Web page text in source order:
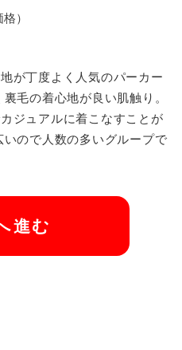
）
が丁度よく人気のパーカー
毛の着心地が良い肌触り。
ジュアルに着こなすことが
ので人数の多いグループで
進む